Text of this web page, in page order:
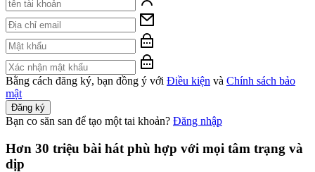
Bằng cách đăng ký, bạn đồng ý với Điều kiện và Chính sách bảo
mật
Đăng ký
Bạn co săn san để tạo một tai khoản? Đăng nhập
Hơn 30 triệu bài hát phù hợp với mọi tâm trạng và
dịp